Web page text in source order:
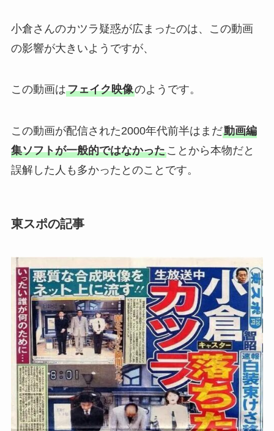
小倉さんのカツラ疑惑が広まったのは、この動画
の影響が大きいようですが、
この動画はフェイク映像のようです。
この動画が配信された2000年代前半はまだ動画編
集ソフトが一般的ではなかったことから本物だと
誤解した人も多かったとのことです。
東スポの記事